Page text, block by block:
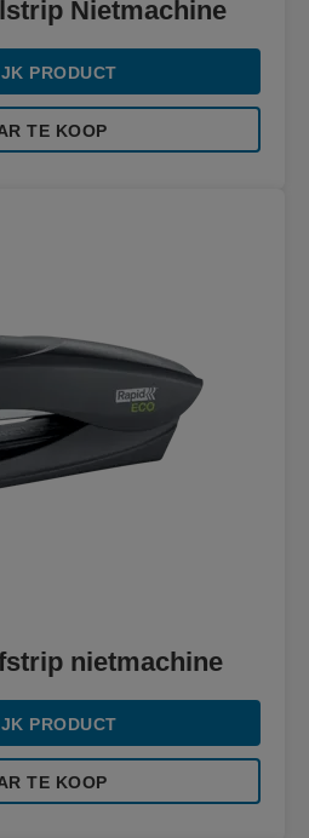
Nietmachine
PRODUCT
TE KOOP
nietmachine
PRODUCT
TE KOOP